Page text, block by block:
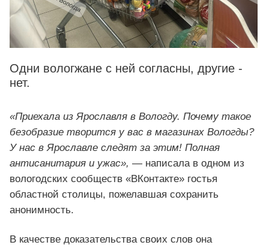
Одни вологжане с ней согласны, другие -
нет.
«Приехала из Ярославля в Вологду. Почему такое
безобразие творится у вас в магазинах Вологды?
У нас в Ярославле следят за этим! Полная
антисанитария и ужас», — написала в одном из
вологодских сообществ «ВКонтакте» гостья
областной столицы, пожелавшая сохранить
анонимность.
В качестве доказательства своих слов она